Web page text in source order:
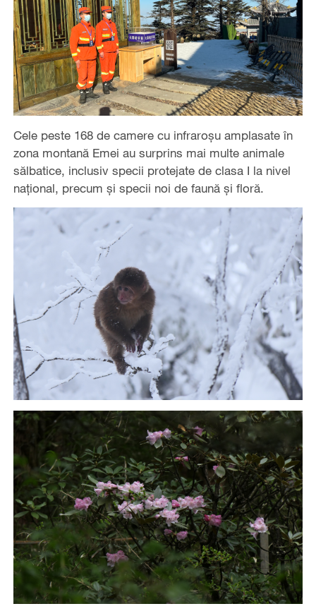
Cele peste 168 de camere cu infraroșu amplasate în
zona montană Emei au surprins mai multe animale
sălbatice, inclusiv specii protejate de clasa I la nivel
național, precum și specii noi de faună și floră.